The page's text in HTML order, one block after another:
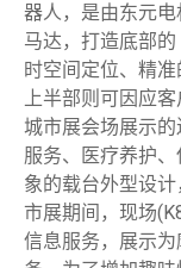
器人，是由东元
马达，打造底部
时空间定位、精准
上半部则可因应
城市展会场展示
服务、医疗养护
象的载台外型设
市展期间，现场
信息服务，展示